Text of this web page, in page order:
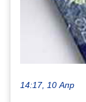
14:17, 10 Апр